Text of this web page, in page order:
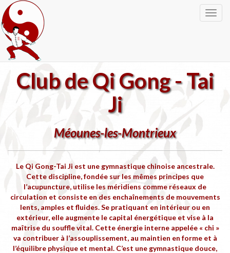
Club de Qi Gong - Tai
Ji
Méounes-les-Montrieux
Le Qi Gong-Tai Ji est une gymnastique chinoise ancestrale.
Cette discipline, fondée sur les mêmes principes que
l’acupuncture, utilise les méridiens comme réseaux de
circulation et consiste en des enchaînements de mouvements
lents, amples et fluides. Se pratiquant en intérieur ou en
extérieur, elle augmente le capital énergétique et vise à la
maîtrise du souffle vital. Cette énergie interne appelée « chi »
va contribuer à l’assouplissement, au maintien en forme et à
l’équilibre physique et mental. C’est une gymnastique douce,